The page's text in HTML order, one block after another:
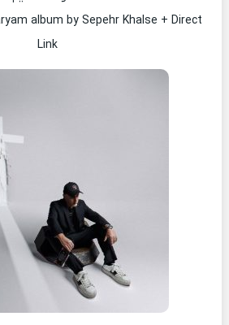
album by Sepehr Khalse + Direct
Link